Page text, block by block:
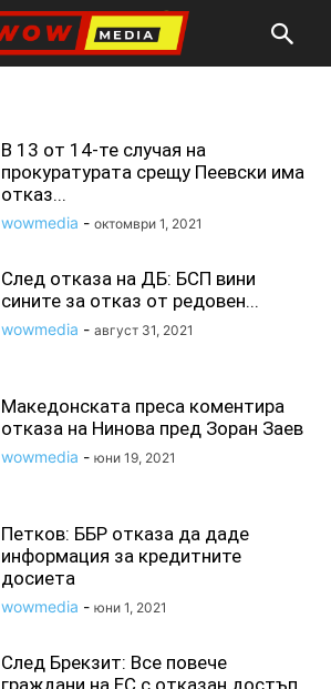
В 13 от 14-те случая на
прокуратурата срещу Пеевски има
отказ...
wowmedia - октомври 1, 2021
След отказа на ДБ: БСП вини
сините за отказ от редовен...
wowmedia - август 31, 2021
Македонската преса коментира
отказа на Нинова пред Зоран Заев
wowmedia - юни 19, 2021
Петков: ББР отказа да даде
информация за кредитните
досиета
wowmedia - юни 1, 2021
След Брекзит: Все повече
граждани на ЕС с отказан достъп